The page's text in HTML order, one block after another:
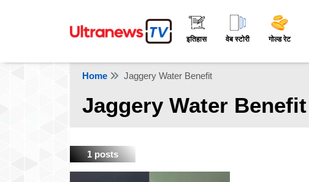
इतिहास वेब स्टोरी गोल्ड रेट
Home Jaggery Water Benefit
Jaggery Water Benefit
1 posts